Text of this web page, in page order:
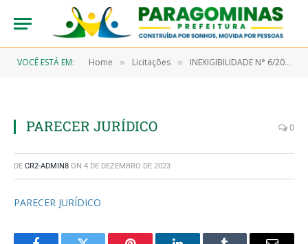
VOCÊ ESTÁ EM: Home » Licitações » INEXIGIBILIDADE N° 6/2023-00003 (CONTRATAÇÃO DE EMPRESA ESPECIALIZADA EM SERVIÇOS DE DIGITALIZAÇÃO E ARMAZENAMENTO DE DOCUMENTOS, CONTEMPLANDO CONVERSÃO DE ACERVO FÍSICO EM DIGITAL E DISPONIBILIZAÇÃO DE SOFTWARE DE ARMAZENAMENTO E INDEXAÇÃO OBJETIVANDO ATENDER AS DEMANDAS DA SECRETARIA DE ADMINISTRAÇÃO E FINANÇAS)
PARECER JURÍDICO 0
DE CR2-ADMIN8 ON 4 DE DEZEMBRO DE 2023
PARECER JURÍDICO